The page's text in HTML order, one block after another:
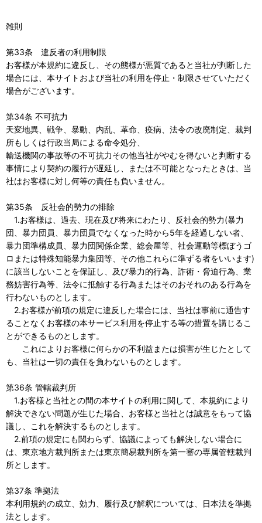
雑則
第33条 違反者の利用制限
お客様が本規約に違反し、その態様が悪質であると当社が判断した
場合には、本サイトおよび当社の利用を停止・制限させていただく
場合がございます。
第34条 不可抗力
天変地異、戦争、暴動、内乱、革命、疫病、法令の改廃制定、裁判
所もしくは行政当局による命令処分、
輸送機関の事故等の不可抗力その他当社がやむを得ないと判断する
事情により契約の履行が遅延し、または不可能となったときは、当
社はお客様に対し何等の責任も負いません。
第35条 反社会的勢力の排除
1.お客様は、過去、現在及び将来にわたり、反社会的勢力(暴力
団、暴力団員、暴力団員でなくなった時から5年を経過しない者、
暴力団準構成員、暴力団関係企業、総会屋等、社会運動等標ぼうゴ
ロまたは特殊知能暴力集団等、その他これらに準ずる者をいいます)
に該当しないことを保証し、及び暴力的行為、詐術・脅迫行為、業
務妨害行為等、法令に抵触する行為またはそのおそれのある行為を
行わないものとします。
2.お客様が前項の規定に違反した場合には、当社は事前に通告す
ることなくお客様の本サービス利用を停止する等の措置を講じるこ
とができるものとします。
これによりお客様に何らかの不利益または損害が生じたとして
も、当社は一切の責任を負わないものとします。
第36条 管轄裁判所
1.お客様と当社との間の本サイトの利用に関して、本規約により
解決できない問題が生じた場合、お客様と当社とは誠意をもって協
議し、これを解決するものとします。
2.前項の規定にも関わらず、協議によっても解決しない場合に
は、東京地方裁判所または東京簡易裁判所を第一審の専属管轄裁判
所とします。
第37条 準拠法
本利用規約の成立、効力、履行及び解釈については、日本法を準拠
法とします。